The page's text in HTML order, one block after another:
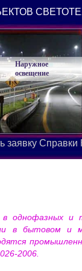
в однофазных
в бытовом и
2006.
Наружное
освещение
заявку Справки